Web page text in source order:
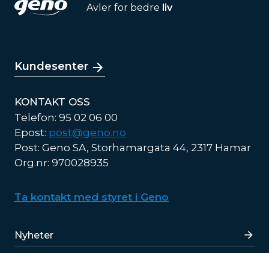
Avler for bedre liv
Kundesenter
KONTAKT OSS
Telefon: 95 02 06 00
Epost: post@geno.no
Post: Geno SA, Storhamargata 44, 2317 Hamar
Org.nr: 970028935
Ta kontakt med styret i Geno
Lenker
Nyheter